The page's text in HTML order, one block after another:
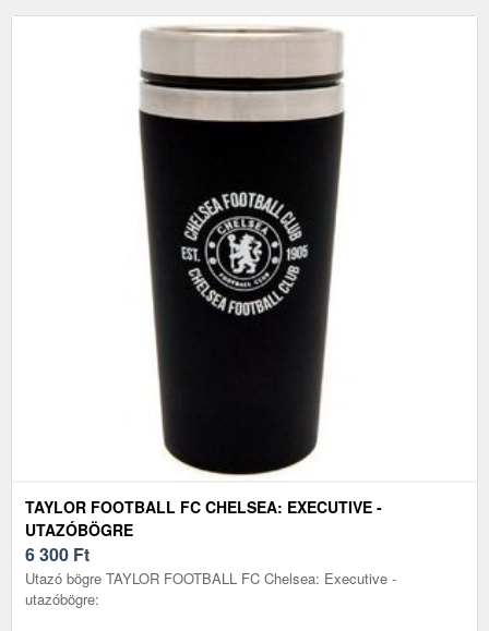
TAYLOR FOOTBALL FC CHELSEA: EXECUTIVE -
UTAZÓBÖGRE
6 300 Ft
Utazó bögre TAYLOR FOOTBALL FC Chelsea: Executive -
utazóbögre: